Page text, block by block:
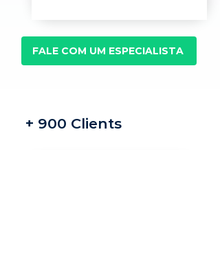
FALE COM UM ESPECIALISTA
+ 900 Clients